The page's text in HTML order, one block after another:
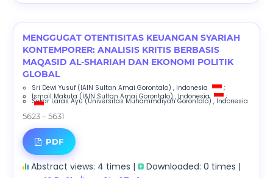
MENGGUGAT OTENTISITAS KEUANGAN SYARIAH
KONTEMPORER: ANALISIS KRITIS BERBASIS
MAQASID AL-SHARIAH DAN EKONOMI POLITIK
GLOBAL
Sri Dewi Yusuf (IAIN Sultan Amai Gorontalo) , Indonesia
;
Ismail Makuta (IAIN Sultan Amai Gorontalo) , Indonesia ;
Sekar Laras Ayu(Universitas Muhammdiyah Gorontalo) , Indonesia
5623 – 5631
PDF
Abstract views: 4 times |
Downloaded: 0 times |